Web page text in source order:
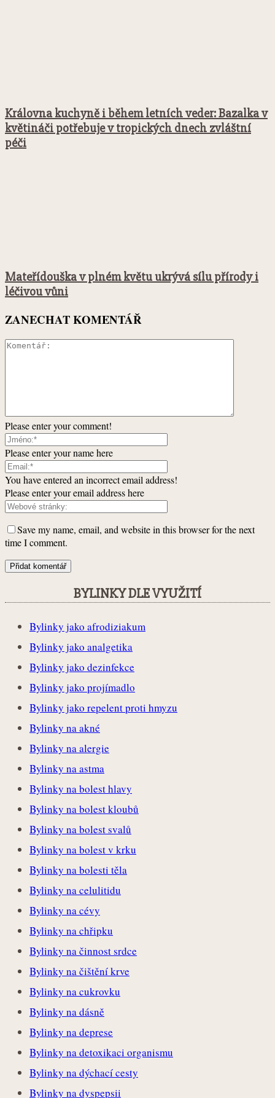
Královna kuchyně i během letních veder: Bazalka v
květináči potřebuje v tropických dnech zvláštní
péči
Mateřídouška v plném květu ukrývá sílu přírody i
léčivou vůni
ZANECHAT KOMENTÁŘ
Please enter your comment!
Please enter your name here
You have entered an incorrect email address!
Please enter your email address here
Save my name, email, and website in this browser for the next
time I comment.
BYLINKY DLE VYUŽITÍ
Bylinky jako afrodiziakum
Bylinky jako analgetika
Bylinky jako dezinfekce
Bylinky jako projímadlo
Bylinky jako repelent proti hmyzu
Bylinky na akné
Bylinky na alergie
Bylinky na astma
Bylinky na bolest hlavy
Bylinky na bolest kloubů
Bylinky na bolest svalů
Bylinky na bolest v krku
Bylinky na bolesti těla
Bylinky na celulitidu
Bylinky na cévy
Bylinky na chřipku
Bylinky na činnost srdce
Bylinky na čištění krve
Bylinky na cukrovku
Bylinky na dásně
Bylinky na deprese
Bylinky na detoxikaci organismu
Bylinky na dýchací cesty
Bylinky na dyspepsii